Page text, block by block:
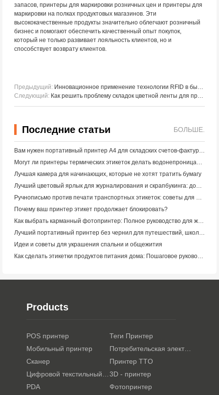
запасов, принтеры для маркировки розничных цен и принтеры для
маркировки на полках продуктовых магазинов. Эти
высококачественные продукты значительно облегчают розничный
бизнес и помогают обеспечить качественный опыт покупок,
который не только развивает лояльность клиентов, но и
способствует возврату клиентов.
Предыдущий: Инновационное применение технологии RFID в бытовой, энергетической и парфюмерной промышленности
Следующий: Как решить проблему складок цветной ленты для промышленных штрих - кодовых принтеров?
Последние статьи БОЛЬШЕ.
Вам нужен портативный принтер A4 для складских счетов-фактур? Что действительно работает
Могут ли принтеры термических этикеток делать водонепроницаемые этикетки для продуктов малого бизнеса?
Лучшая камера для начинающих, которые не хотят тратить бумагу
Лучший цветовый ярлык для журналирования и скрапбукинга: добавьте больше цвета на каждую страницу
Ручнописьмо против печати транспортных этикеток: советы для малого бизнеса в 2026 году
Почему ваш принтер этикет продолжает блокировать?
Как выбрать карманный фотопринтер: Полное руководство для журналистов, путешественников и пользователей iPhone
Лучший портативный принтер без чернил для путешествий, школы и мобильной работы: Hanin MT620 Pro Review
Идеи и советы для украшения спальни и общежития
Как сделать этикетки продуктов питания дома: Пошаговое руководство для малого пищевого бизнеса
Products
POS принтер
Теги Принтер
Мобильный принтер
Сканер
Принтер TTO
3D - принтер
PDA
Фотопринтер